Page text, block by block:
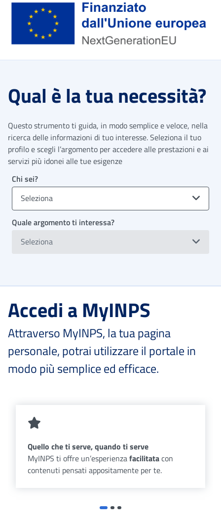
Qual è la tua necessità?
Questo strumento ti guida, in modo semplice e veloce, nella
ricerca delle informazioni di tuo interesse. Seleziona il tuo
profilo e scegli l’argomento per accedere alle prestazioni e ai
servizi più idonei alle tue esigenze
Chi sei?
Seleziona
Quale argomento ti interessa?
Seleziona
Accedi a MyINPS
Attraverso MyINPS, la tua pagina
personale, potrai utilizzare il portale in
modo più semplice ed efficace.
Quello che ti serve, quando ti serve
MyINPS ti offre un’esperienzafacilitatacon
contenuti pensati appositamente per te.